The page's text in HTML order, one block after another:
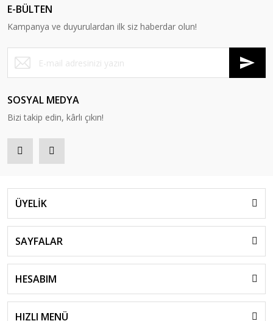
E-BÜLTEN
Kampanya ve duyurulardan ilk siz haberdar olun!
SOSYAL MEDYA
Bizi takip edin, kârlı çıkın!
ÜYELİK
SAYFALAR
HESABIM
HIZLI MENÜ